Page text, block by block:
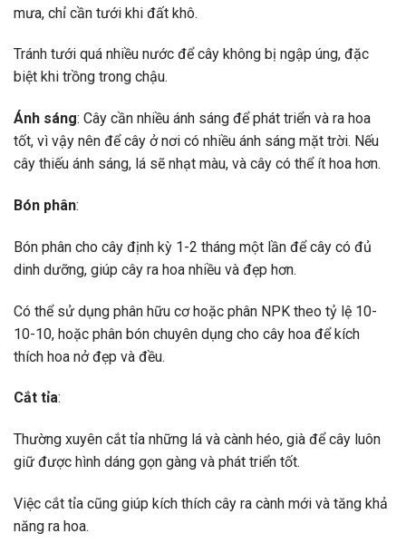
mưa, chỉ cần tưới khi đất khô.
Tránh tưới quá nhiều nước để cây không bị ngập úng, đặc
biệt khi trồng trong chậu.
Ánh sáng: Cây cần nhiều ánh sáng để phát triển và ra hoa
tốt, vì vậy nên để cây ở nơi có nhiều ánh sáng mặt trời. Nếu
cây thiếu ánh sáng, lá sẽ nhạt màu, và cây có thể ít hoa hơn.
Bón phân:
Bón phân cho cây định kỳ 1-2 tháng một lần để cây có đủ
dinh dưỡng, giúp cây ra hoa nhiều và đẹp hơn.
Có thể sử dụng phân hữu cơ hoặc phân NPK theo tỷ lệ 10-
10-10, hoặc phân bón chuyên dụng cho cây hoa để kích
thích hoa nở đẹp và đều.
Cắt tỉa:
Thường xuyên cắt tỉa những lá và cành héo, già để cây luôn
giữ được hình dáng gọn gàng và phát triển tốt.
Việc cắt tỉa cũng giúp kích thích cây ra cành mới và tăng khả
năng ra hoa.